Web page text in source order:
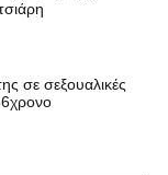
σε σεξουαλικές